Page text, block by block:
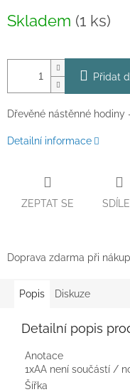
cena:
Skladem (1 ks)
Přidat
Dřevěné nástěnné hodiny
Detailní informace
ZEPTAT SE
Doprava zdarma při
Popis Diskuze
Detailní popis
Anotace
1xAA není součástí /
Šířka